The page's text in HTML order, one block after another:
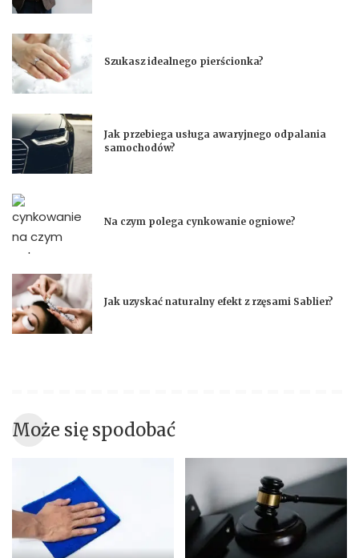
Szukasz idealnego pierścionka?
Jak przebiega usługa awaryjnego odpalania
samochodów?
Na czym polega cynkowanie ogniowe?
Jak uzyskać naturalny efekt z rzęsami Sablier?
Może się spodobać